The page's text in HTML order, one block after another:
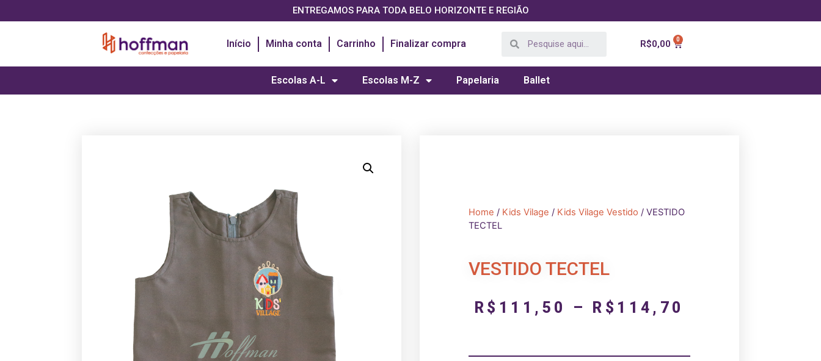
ENTREGAMOS PARA TODA BELO HORIZONTE E REGIÃO
Início Minha conta Carrinho Finalizar compra R$0,00
Escolas A-L Escolas M-Z Papelaria Ballet
Home / Kids Vilage / Kids Vilage Vestido / VESTIDO
TECTEL
VESTIDO TECTEL
R$ 111,50 – R$ 114,70